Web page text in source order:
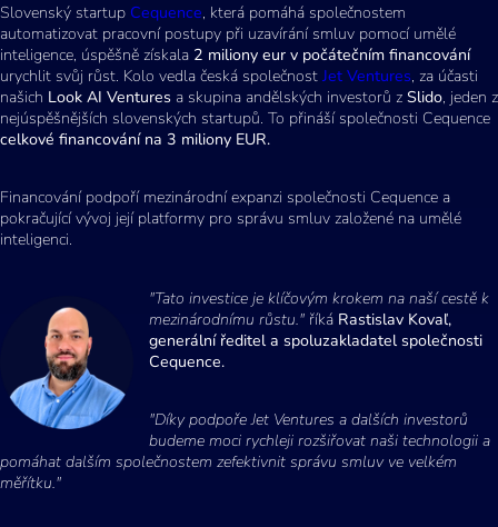
Slovenský startup Cequence, která pomáhá společnostem
automatizovat pracovní postupy při uzavírání smluv pomocí umělé
inteligence, úspěšně získala 2 miliony eur v počátečním financování
urychlit svůj růst. Kolo vedla česká společnost Jet Ventures, za účasti
našich Look AI Ventures a skupina andělských investorů z Slido, jeden z
nejúspěšnějších slovenských startupů. To přináší společnosti Cequence
celkové financování na 3 miliony EUR.
Financování podpoří mezinárodní expanzi společnosti Cequence a
pokračující vývoj její platformy pro správu smluv založené na umělé
inteligenci.
"Tato investice je klíčovým krokem na naší cestě k
mezinárodnímu růstu." říká Rastislav Kovaľ,
generální ředitel a spoluzakladatel společnosti
Cequence.
"Díky podpoře Jet Ventures a dalších investorů
budeme moci rychleji rozšiřovat naši technologii a
pomáhat dalším společnostem zefektivnit správu smluv ve velkém
měřítku."